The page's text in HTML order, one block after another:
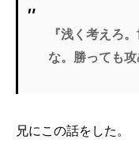
『浅く考えろ
な。勝っても攻
兄にこの話をした。